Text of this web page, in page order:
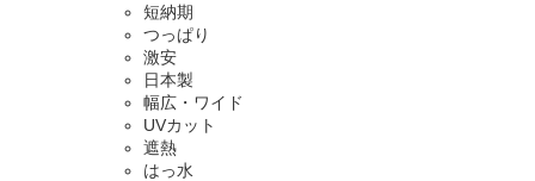
短納期
つっぱり
激安
日本製
幅広・ワイド
UVカット
遮熱
はっ水